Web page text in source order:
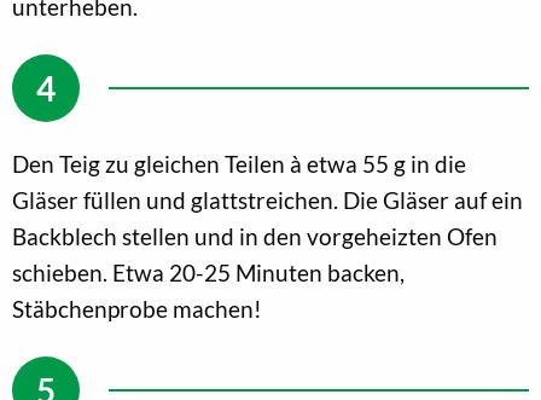
unterheben.
Den Teig zu gleichen Teilen à etwa 55 g in die
Gläser füllen und glattstreichen. Die Gläser auf ein
Backblech stellen und in den vorgeheizten Ofen
schieben. Etwa 20-25 Minuten backen,
Stäbchenprobe machen!